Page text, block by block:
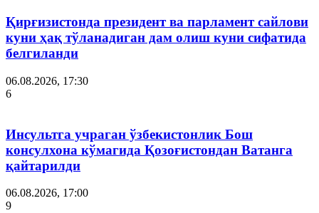
Қирғизистонда президент ва парламент сайлови
куни ҳақ тўланадиган дам олиш куни сифатида
белгиланди
06.08.2026, 17:30
6
Инсультга учраган ўзбекистонлик Бош
консулхона кўмагида Қозоғистондан Ватанга
қайтарилди
06.08.2026, 17:00
9